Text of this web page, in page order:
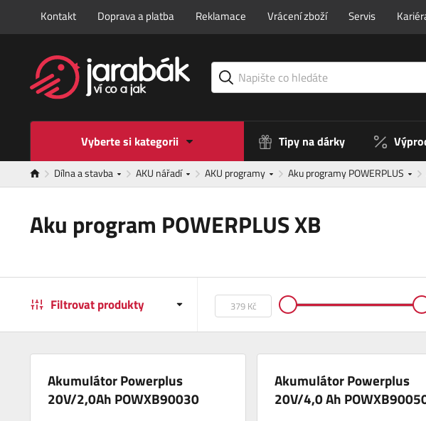
Kontakt Doprava a platba Reklamace Vrácení zboží Servis
Vyberte si kategorii Tipy na dárky
Dílna a stavba AKU nářadí AKU programy Aku programy POWERPLUS
Aku program POWERPLUS XB
Filtrovat produkty
Akumulátor Powerplus
20V/2,0Ah POWXB90030
Akumulátor Powerplus
20V/4,0 Ah